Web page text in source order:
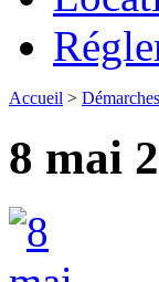
Accueil >
8 mai